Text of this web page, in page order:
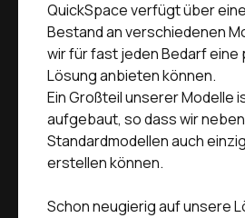
QuickSpace verfügt über
Bestand an verschiedenen
wir für fast jeden Bedarf eine
Lösung anbieten können.
Ein Großteil unserer Modelle
aufgebaut, so dass wir
Standardmodellen auch
erstellen können.
Schon neugierig auf unsere